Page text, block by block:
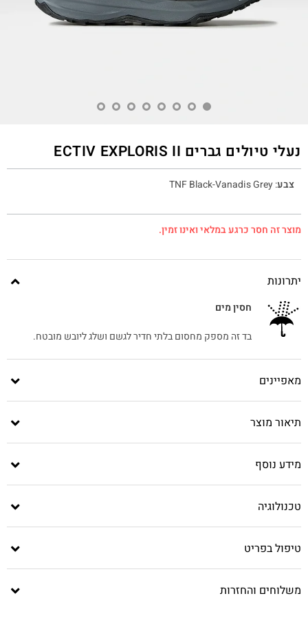
נעלי טיולים גברים ECTIV EXPLORIS II
צבע:
TNF Black-Vanadis Grey
מוצר זה חסר כרגע במלאי ואינו זמין.
יתרונות
חסין מים
בד זה מספק מחסום בלתי חדיר לגשם ושלג ליובש מובטח.
מאפיינים
תיאור מוצר
מידע נוסף
טכנולוגיה
טיפול בפריט
משלוחים והחזרות